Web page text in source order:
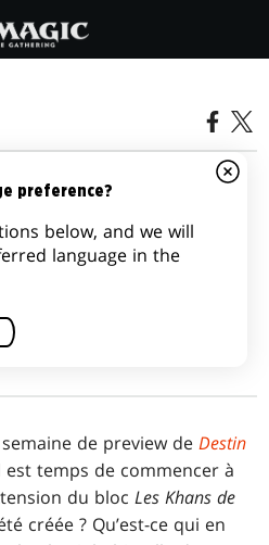
PARTIE
de preview deDestin
est temps de commencer à
du blocLes Khans de
créée ? Qu’est-ce qui en
preference?
below, and we will
language in the